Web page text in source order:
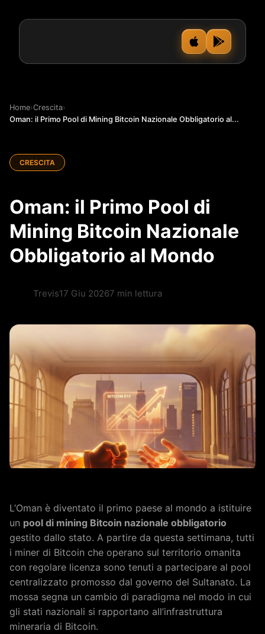
Home›Crescita›
Oman: il Primo Pool di Mining Bitcoin Nazionale Obbligatorio al...
CRESCITA
Oman: il Primo Pool di
Mining Bitcoin Nazionale
Obbligatorio al Mondo
Trevis17 Giu 20267 min lettura
L’Oman è diventato il primo paese al mondo a istituire
un pool di mining Bitcoin nazionale obbligatorio
gestito dallo stato. A partire da questa settimana, tutti
i miner di Bitcoin che operano sul territorio omanita
con regolare licenza sono tenuti a partecipare al pool
centralizzato promosso dal governo del Sultanato. La
mossa segna un cambio di paradigma nel modo in cui
gli stati nazionali si rapportano all’infrastruttura
mineraria di Bitcoin.